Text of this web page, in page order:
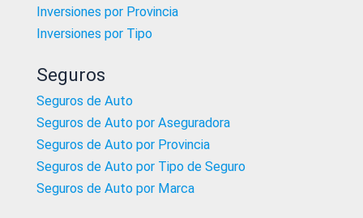
Inversiones por Provincia
Inversiones por Tipo
Seguros
Seguros de Auto
Seguros de Auto por Aseguradora
Seguros de Auto por Provincia
Seguros de Auto por Tipo de Seguro
Seguros de Auto por Marca